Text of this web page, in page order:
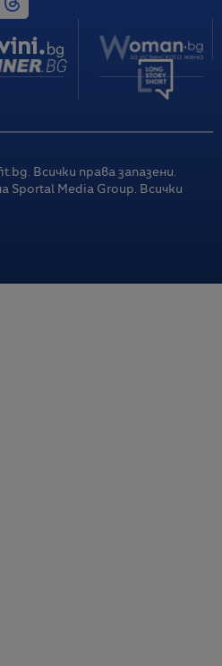
Всички права запазени.
Sportal Media Group. Всички